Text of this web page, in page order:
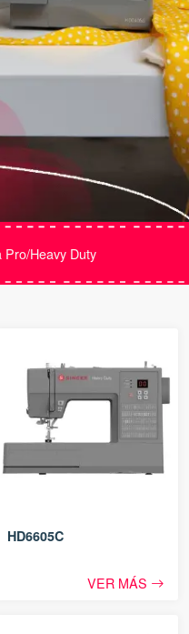
Pro/Heavy Duty
HD6605C
VER MÁS